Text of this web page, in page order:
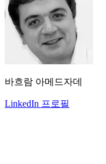
바흐람 아메드자데
LinkedIn 프로필